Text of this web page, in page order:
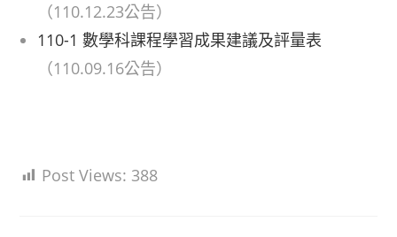
（110.12.23公告）
110-1 數學科課程學習成果建議及評量表
（110.09.16公告）
Post Views: 388